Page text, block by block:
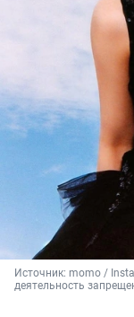
Источник: momo /
деятельность